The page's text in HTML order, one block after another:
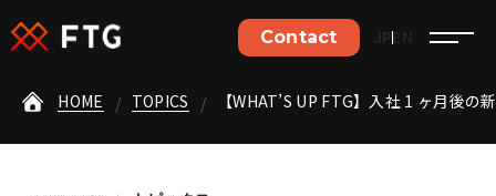
Contact EN
JP
ご依頼やご相談など、
お気軽にお問い合わせください。
お問い合わせはこちら
HOME TOPICS 【WHAT’S UP FTG】入社 1 ヶ月後